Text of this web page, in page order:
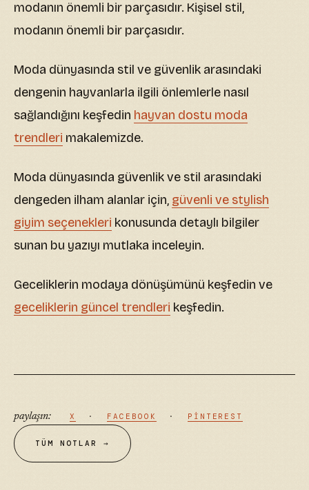
modanın önemli bir parçasıdır. Kişisel stil,
modanın önemli bir parçasıdır.
Moda dünyasında stil ve güvenlik arasındaki
dengenin hayvanlarla ilgili önlemlerle nasıl
sağlandığını keşfedin hayvan dostu moda
trendleri makalemizde.
Moda dünyasında güvenlik ve stil arasındaki
dengeden ilham alanlar için, güvenli ve stylish
giyim seçenekleri konusunda detaylı bilgiler
sunan bu yazıyı mutlaka inceleyin.
Geceliklerin modaya dönüşümünü keşfedin ve
geceliklerin güncel trendleri keşfedin.
paylaşın: X · FACEBOOK · PINTEREST
TÜM NOTLAR →